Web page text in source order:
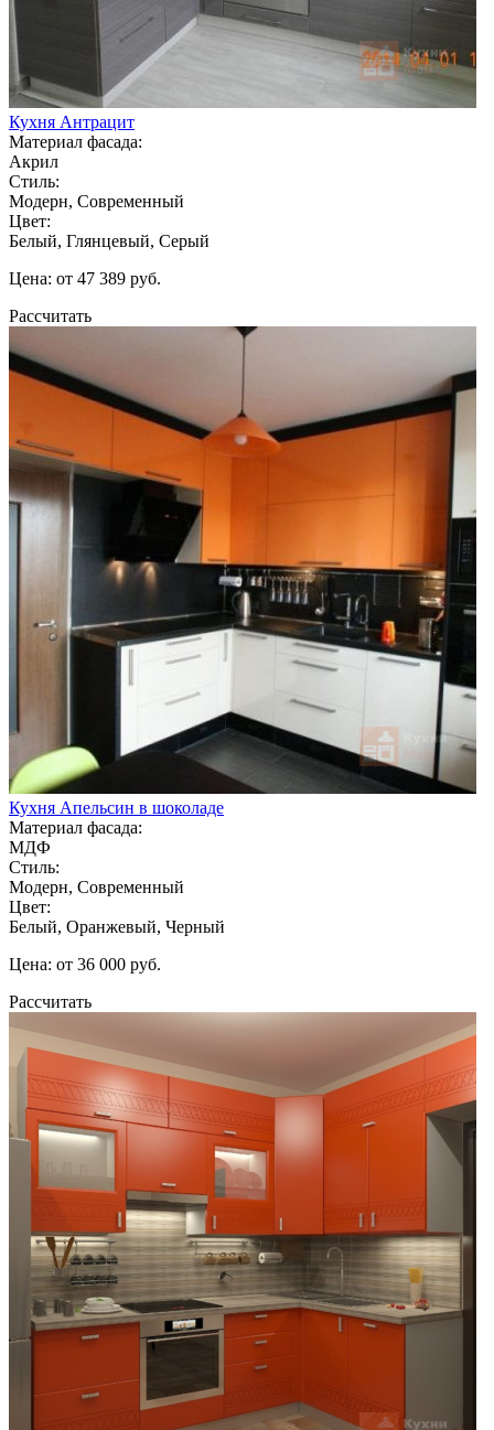
Кухня Антрацит
Материал фасада:
Акрил
Стиль:
Модерн, Современный
Цвет:
Белый, Глянцевый, Серый
Цена: от 47 389 руб.
Рассчитать
Кухня Апельсин в шоколаде
Материал фасада:
МДФ
Стиль:
Модерн, Современный
Цвет:
Белый, Оранжевый, Черный
Цена: от 36 000 руб.
Рассчитать